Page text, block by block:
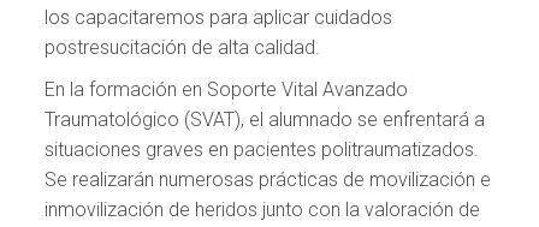
los capacitaremos para aplicar cuidados
postresucitación de alta calidad.
En la formación en Soporte Vital Avanzado
Traumatológico (SVAT), el alumnado se enfrentará a
situaciones graves en pacientes politraumatizados.
Se realizarán numerosas prácticas de movilización e
inmovilización de heridos junto con la valoración de